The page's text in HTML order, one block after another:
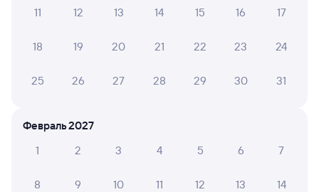
Проверьте расписание рейсов РЖД из Аполлонской
расписание движения поездов в 2026 году.
Подробнее
Про расписание Аполлонская — Ильская
На этом направлении ходит 0 поездов.
Билеты РЖД
11 12 13 14 15 16 17
18 19 20 21 22 23 24
25 26 27 28 29 30 31
Февраль 2027
1
2 3 4 5 6 7
8 9 10 11 12 13 14